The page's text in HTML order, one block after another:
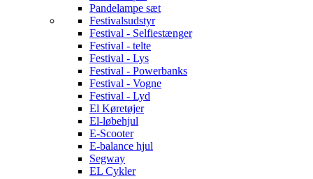
Pandelampe sæt
Festivalsudstyr
Festival - Selfiestænger
Festival - telte
Festival - Lys
Festival - Powerbanks
Festival - Vogne
Festival - Lyd
El Køretøjer
El-løbehjul
E-Scooter
E-balance hjul
Segway
EL Cykler